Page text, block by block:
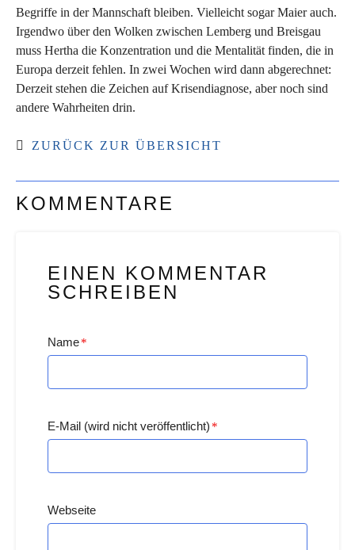
Begriffe in der Mannschaft bleiben. Vielleicht sogar Maier auch.
Irgendwo über den Wolken zwischen Lemberg und Breisgau
muss Hertha die Konzentration und die Mentalität finden, die in
Europa derzeit fehlen. In zwei Wochen wird dann abgerechnet:
Derzeit stehen die Zeichen auf Krisendiagnose, aber noch sind
andere Wahrheiten drin.
ZURÜCK ZUR ÜBERSICHT
KOMMENTARE
EINEN KOMMENTAR
SCHREIBEN
Name*
E-Mail (wird nicht veröffentlicht) *
Webseite